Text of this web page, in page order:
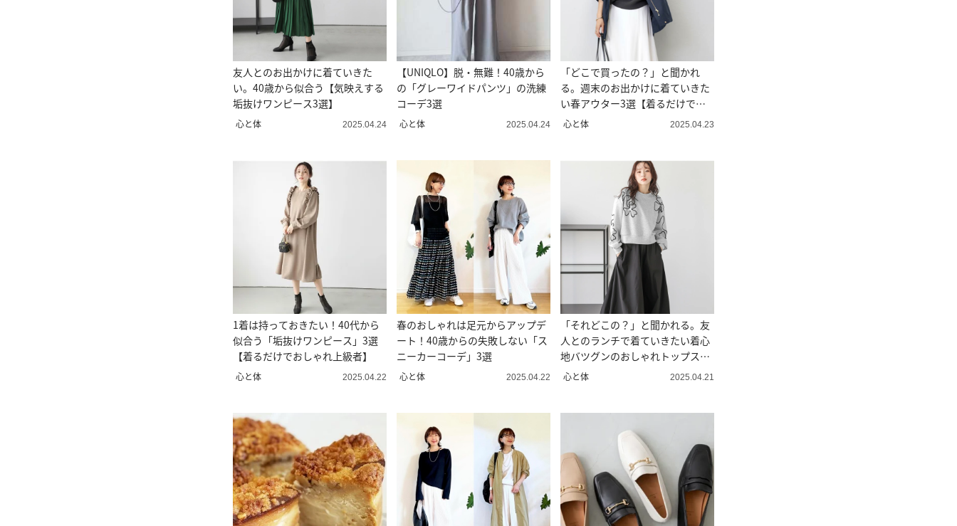
友人とのお出かけに着ていきた
い。40歳から似合う【気映えする
垢抜けワンピース3選】
心と体 2025.04.24
【UNIQLO】脱・無難！40歳から
の「グレーワイドパンツ」の洗練
コーデ3選
心と体 2025.04.24
「どこで買ったの？」と聞かれ
る。週末のお出かけに着ていきた
い春アウター3選【着るだけでお
しゃれ】
心と体 2025.04.23
1着は持っておきたい！40代から
似合う「垢抜けワンピース」3選
【着るだけでおしゃれ上級者】
心と体 2025.04.22
春のおしゃれは足元からアップデ
ート！40歳からの失敗しない「ス
ニーカーコーデ」3選
心と体 2025.04.22
「それどこの？」と聞かれる。友
人とのランチで着ていきたい着心
地バツグンのおしゃれトップス3
選
心と体 2025.04.21